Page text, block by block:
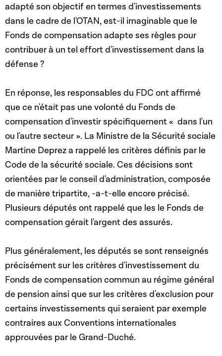
adapté son objectif en termes d'investissements
dans le cadre de l'OTAN, est-il imaginable que le
Fonds de compensation adapte ses règles pour
contribuer à un tel effort d'investissement dans la
défense ?
En réponse, les responsables du FDC ont affirmé
que ce n'était pas une volonté du Fonds de
compensation d'investir spécifiquement « dans l'un
ou l'autre secteur ». La Ministre de la Sécurité sociale
Martine Deprez a rappelé les critères définis par le
Code de la sécurité sociale. Ces décisions sont
orientées par le conseil d'administration, composée
de manière tripartite, -a-t-elle encore précisé.
Plusieurs députés ont rappelé que les le Fonds de
compensation gérait l'argent des assurés.
Plus généralement, les députés se sont renseignés
précisément sur les critères d'investissement du
Fonds de compensation commun au régime général
de pension ainsi que sur les critères d'exclusion pour
certains investissements qui seraient par exemple
contraires aux Conventions internationales
approuvées par le Grand-Duché.